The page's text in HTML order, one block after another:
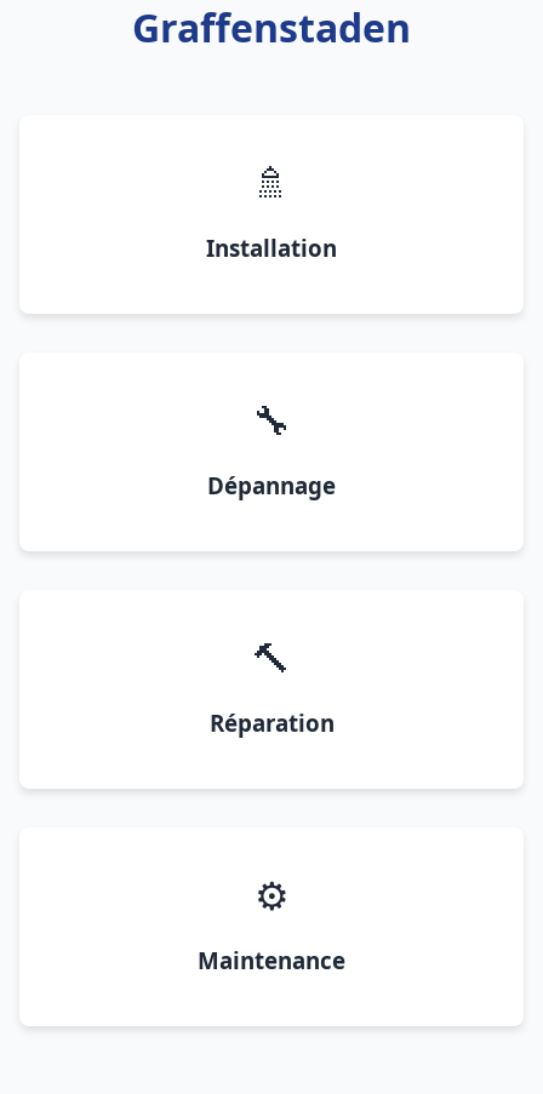
Graffenstaden
🚿
Installation
🔧
Dépannage
🔨
Réparation
⚙️
Maintenance